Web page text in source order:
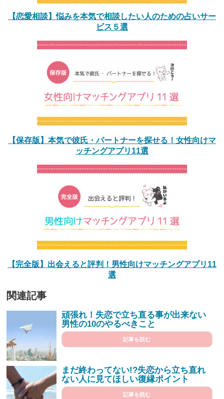
【恋愛相談】悩みを本気で相談したい人のための占いサー
ビス５選
【保存版】本気で彼氏・パートナーを探せる！女性向けマ
ッチングアプリ11選
【完全版】出会えると評判！男性向けマッチングアプリ11
選
関連記事
頑張れ！失恋で立ち直る事が出来ない
男性の10のやるべきこと
記事を読む
まだ終わってない!?失恋から立ち直れ
ない人に見てほしい復縁ポイント
記事を読む